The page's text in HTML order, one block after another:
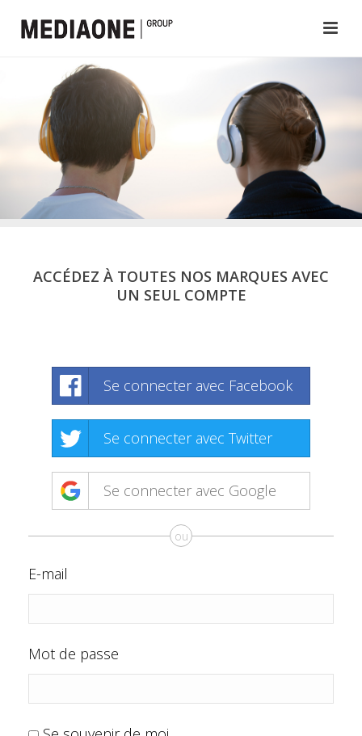
ACCÉDEZ À TOUTES NOS MARQUES AVEC
UN SEUL COMPTE
Se connecter avec Facebook
Se connecter avec Twitter
Se connecter avec Google
ou
E-mail
Mot de passe